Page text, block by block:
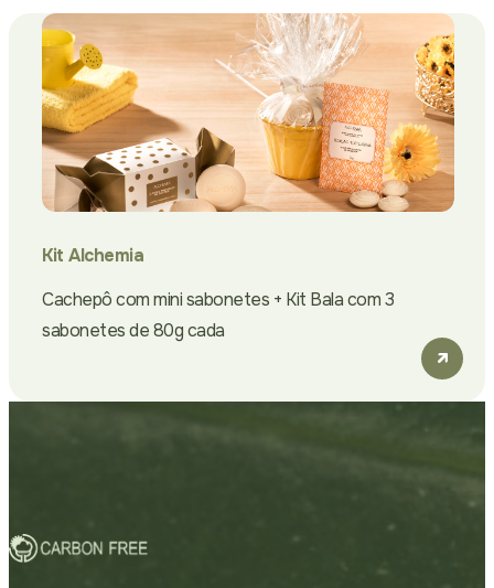
Kit Alchemia
Cachepô com mini sabonetes + Kit Bala com 3
sabonetes de 80g cada